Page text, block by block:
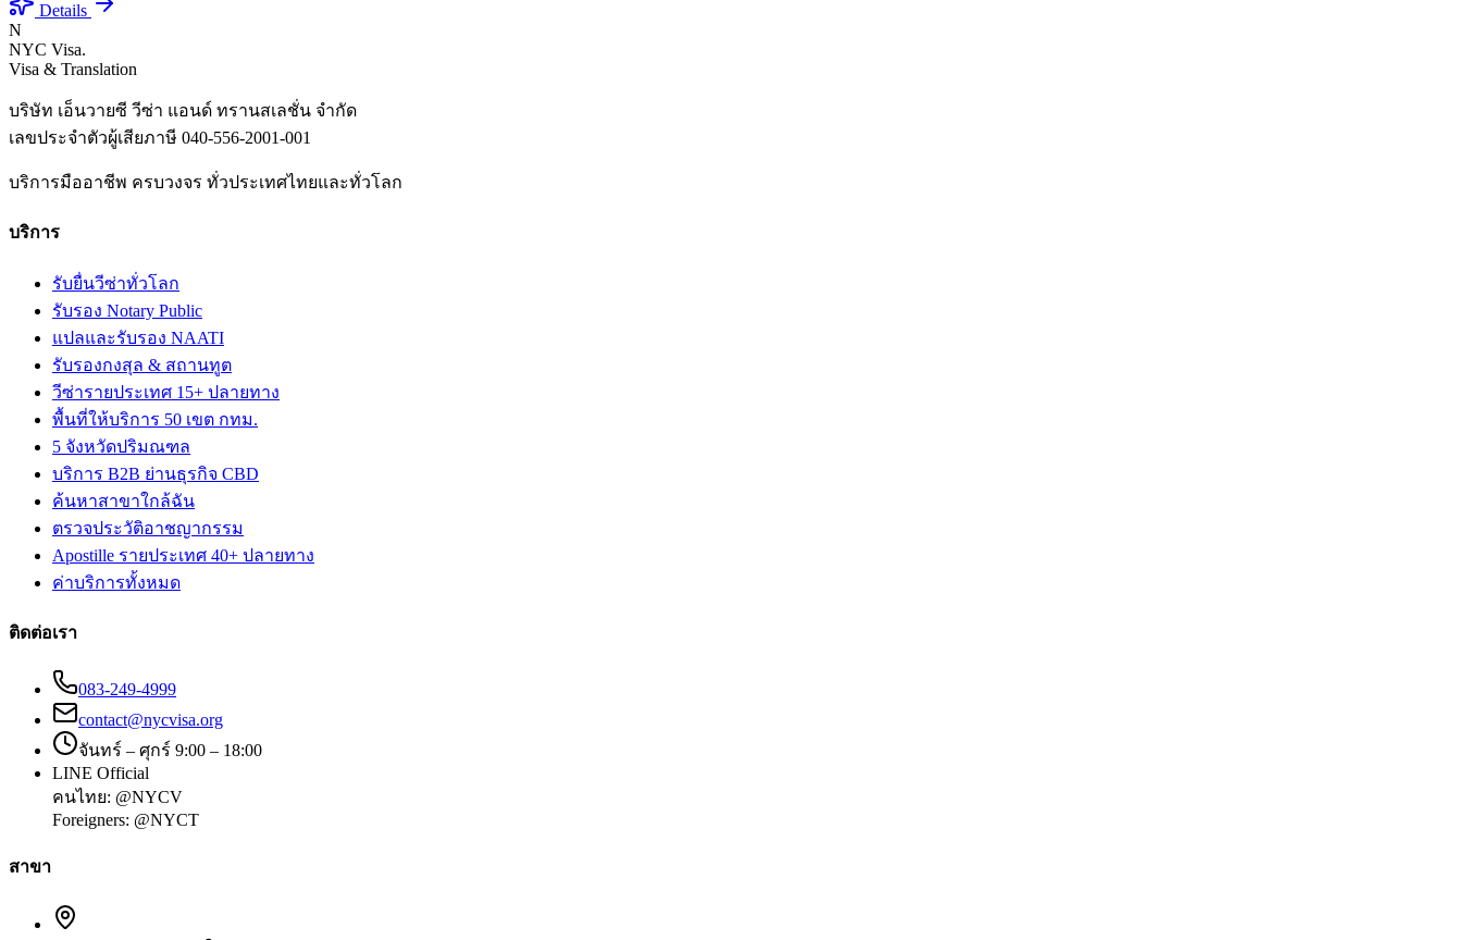
Details
N
NYC Visa.
Visa & Translation
บริษัท เอ็นวายซี วีซ่า แอนด์ ทรานสเลชั่น จำกัด
เลขประจำตัวผู้เสียภาษี 040-556-2001-001
บริการมืออาชีพ ครบวงจร ทั่วประเทศไทยและทั่วโลก
บริการ
รับยื่นวีซ่าทั่วโลก
รับรอง Notary Public
แปลและรับรอง NAATI
รับรองกงสุล & สถานทูต
วีซ่ารายประเทศ 15+ ปลายทาง
พื้นที่ให้บริการ 50 เขต กทม.
5 จังหวัดปริมณฑล
บริการ B2B ย่านธุรกิจ CBD
ค้นหาสาขาใกล้ฉัน
ตรวจประวัติอาชญากรรม
Apostille รายประเทศ 40+ ปลายทาง
ค่าบริการทั้งหมด
ติดต่อเรา
083-249-4999
contact@nycvisa.org
จันทร์ – ศุกร์ 9:00 – 18:00
LINE Official
คนไทย: @NYCV
Foreigners: @NYCT
สาขา